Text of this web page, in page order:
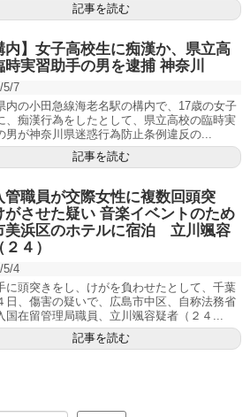
記事を読む
内】女子高校生に痴漢か、県立高
時実習助手の男を逮捕 神奈川
5/7
内の小田急線海老名駅の構内で、17歳の女子
、痴漢行為をしたとして、県立高校の臨時実
男が神奈川県迷惑行為防止条例違反の...
記事を読む
管職員が交際女性に複数回頭突
がさせた疑い 音楽イベントのため
美浜区のホテルに宿泊 立川颯容
４）
5/4
に頭突きをし、けがを負わせたとして、千葉
日、傷害の疑いで、広島市中区、自称法務省
国在留管理局職員、立川颯容疑者（２４...
記事を読む